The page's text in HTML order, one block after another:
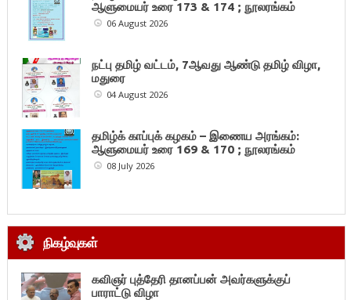
ஆளுமையர் உரை 173 & 174 ; நூலரங்கம்
06 August 2026
நட்பு தமிழ் வட்டம், 7ஆவது ஆண்டு தமிழ் விழா,
மதுரை
04 August 2026
தமிழ்க் காப்புக் கழகம் – இணைய அரங்கம்:
ஆளுமையர் உரை 169 & 170 ; நூலரங்கம்
08 July 2026
நிகழ்வுகள்
கவிஞர் புத்தேரி தானப்பன் அவர்களுக்குப்
பாராட்டு விழா